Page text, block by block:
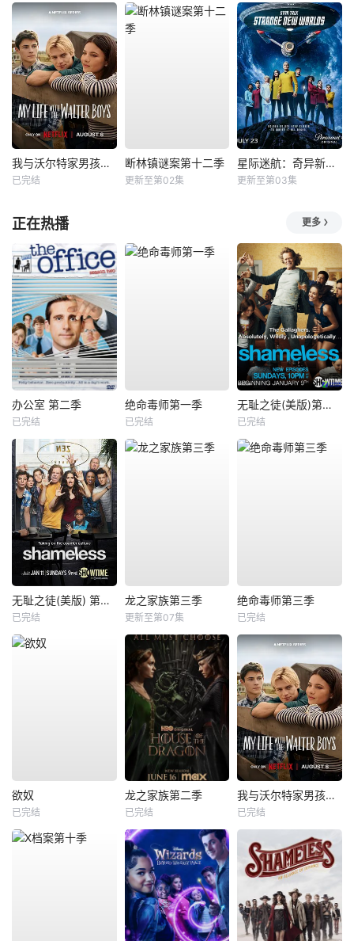
我与沃尔特家男孩的生活第三季
已完结
断林镇谜案第十二季
更新至第02集
星际迷航：奇异新世界第四季
更新至第03集
正在热播 更多
办公室 第二季
已完结
绝命毒师第一季
已完结
无耻之徒(美版)第一季
已完结
无耻之徒(美版) 第五季
已完结
龙之家族第三季
更新至第07集
绝命毒师第三季
已完结
欲奴
已完结
龙之家族第二季
已完结
我与沃尔特家男孩的生活第三季
已完结